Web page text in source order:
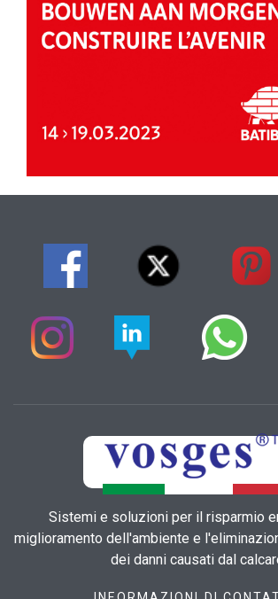
Sistemi e soluzioni per il risparmio
miglioramento dell'ambiente e
dei danni causati dal